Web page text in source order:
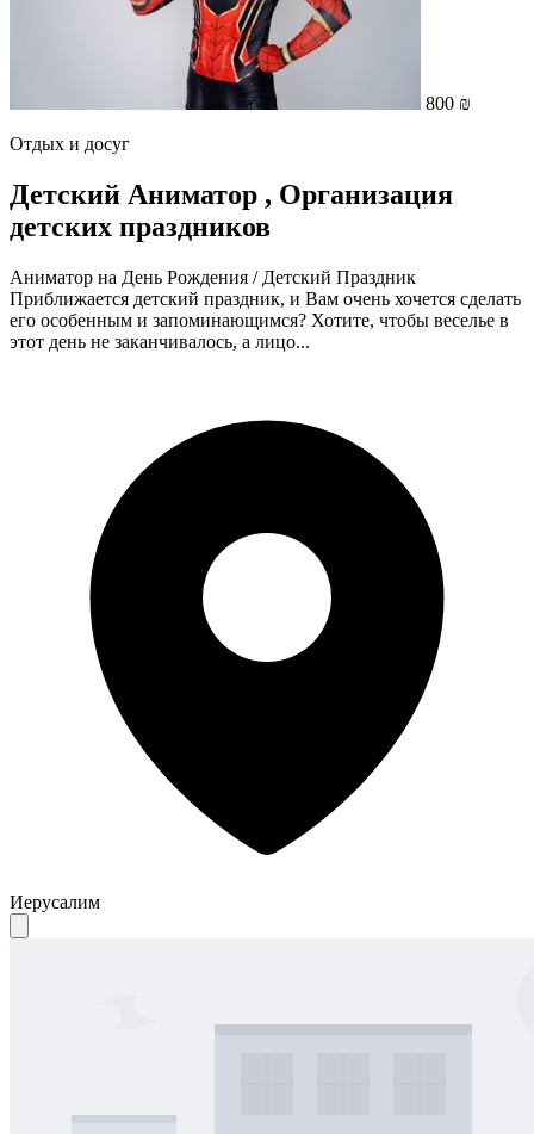
800 ₪
Отдых и досуг
Детский Аниматор , Организация
детских праздников
Аниматор на День Рождения / Детский Праздник
Приближается детский праздник, и Вам очень хочется сделать
его особенным и запоминающимся? Хотите, чтобы веселье в
этот день не заканчивалось, а лицо...
Иерусалим